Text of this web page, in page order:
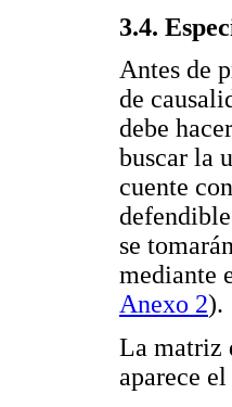
3.4.
Antes de
de
debe
buscar la
cuente
se
mediante
Anexo 2).
La matriz
aparece